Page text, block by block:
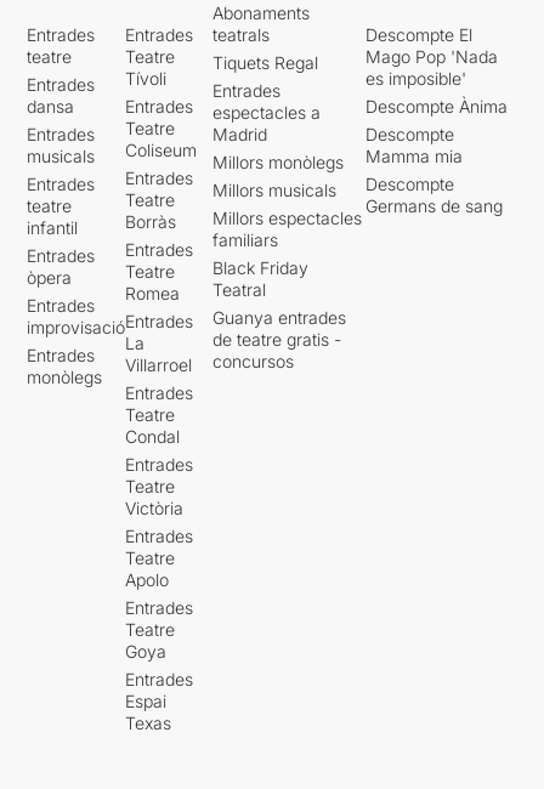
Entrades
teatre
Entrades
dansa
Entrades
musicals
Entrades
teatre
infantil
Entrades
òpera
Entrades
improvisació
Entrades
monòlegs
Entrades
Teatre
Tívoli
Entrades
Teatre
Coliseum
Entrades
Teatre
Borràs
Entrades
Teatre
Romea
Entrades
La
Villarroel
Entrades
Teatre
Condal
Entrades
Teatre
Victòria
Entrades
Teatre
Apolo
Entrades
Teatre
Goya
Entrades
Espai
Texas
Abonaments
teatrals
Tiquets Regal
Entrades
espectacles a
Madrid
Millors monòlegs
Millors musicals
Millors espectacles
familiars
Black Friday
Teatral
Guanya entrades
de teatre gratis -
concursos
Descompte El
Mago Pop 'Nada
es imposible'
Descompte Ànima
Descompte
Mamma mia
Descompte
Germans de sang